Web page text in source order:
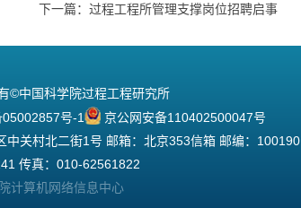
下一篇：过程工程所管理支撑岗位招聘启事
©中国科学院过程工程研究所
05002857号-1
京公网安备110402500047号
中关村北二街1号 邮箱：北京353信箱 邮编：100190
传真：010-62561822
计算机网络信息中心